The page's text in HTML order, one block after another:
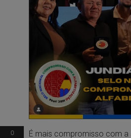
É mais compromisso com a
0